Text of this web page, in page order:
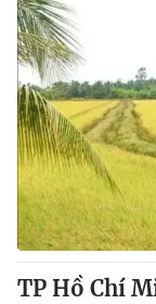
TP Hồ Chí